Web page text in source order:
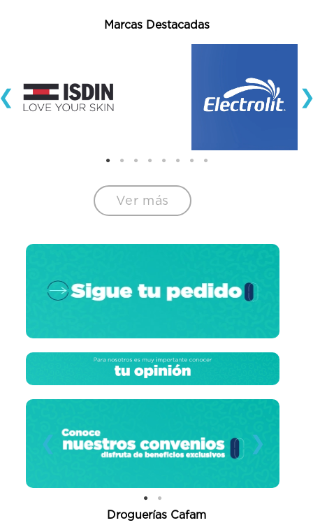
Marcas Destacadas
Ver más
❮ ❯
Droguerías Cafam